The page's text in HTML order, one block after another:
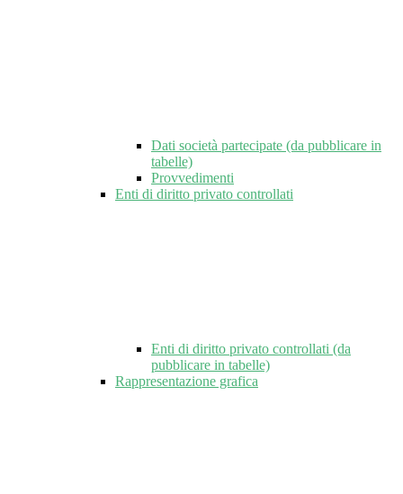
Dati società partecipate (da pubblicare in
tabelle)
Provvedimenti
Enti di diritto privato controllati
Enti di diritto privato controllati (da
pubblicare in tabelle)
Rappresentazione grafica